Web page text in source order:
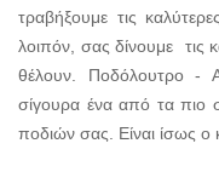
τραβήξουμε τις
λοιπόν, σας δίνουμε τις
θέλουν. Ποδόλουτρο -
σίγουρα ένα από τα πιο
ποδιών σας. Είναι ίσως